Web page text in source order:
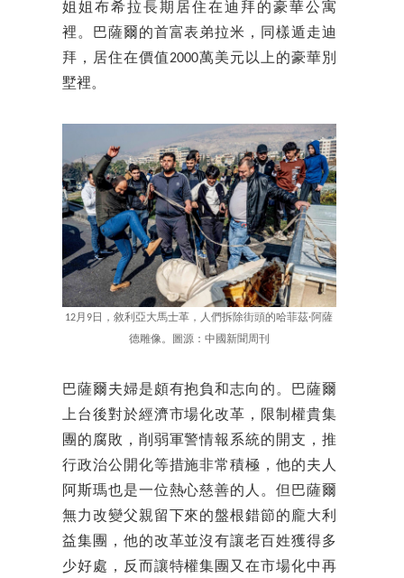
姐姐布希拉長期居住在迪拜的豪華公寓
裡。巴薩爾的首富表弟拉米，同樣遁走迪
拜，居住在價值2000萬美元以上的豪華別
墅裡。
12月9日，敘利亞大馬士革，人們拆除街頭的哈菲茲·阿薩
德雕像。圖源：中國新聞周刊
巴薩爾夫婦是頗有抱負和志向的。巴薩爾
上台後對於經濟市場化改革，限制權貴集
團的腐敗，削弱軍警情報系統的開支，推
行政治公開化等措施非常積極，他的夫人
阿斯瑪也是一位熱心慈善的人。但巴薩爾
無力改變父親留下來的盤根錯節的龐大利
益集團，他的改革並沒有讓老百姓獲得多
少好處，反而讓特權集團又在市場化中再